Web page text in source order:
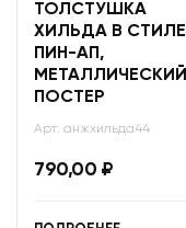
ТОЛСТУШКА
ХИЛЬДА В СТИЛЕ
ПИН-АП,
МЕТАЛЛИЧЕСКИЙ
ПОСТЕР
Арт: анжхильда44
790,00 ₽